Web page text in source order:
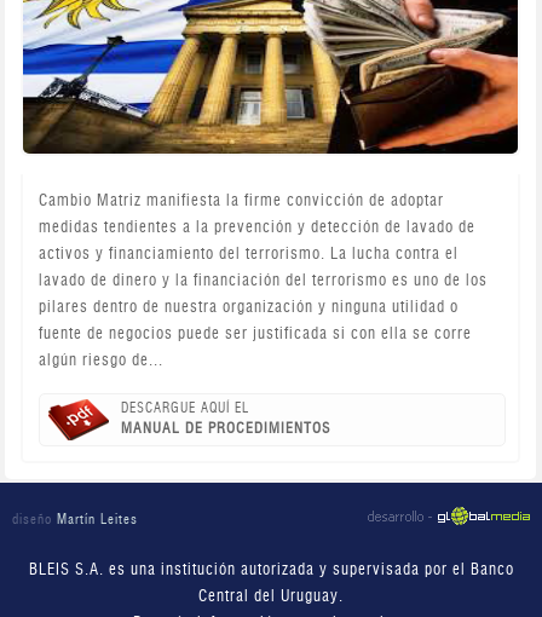
Cambio Matriz manifiesta la firme convicción de adoptar
medidas tendientes a la prevención y detección de lavado de
activos y financiamiento del terrorismo. La lucha contra el
lavado de dinero y la financiación del terrorismo es uno de los
pilares dentro de nuestra organización y ninguna utilidad o
fuente de negocios puede ser justificada si con ella se corre
algún riesgo de...
DESCARGUE AQUÍ EL
MANUAL DE PROCEDIMIENTOS
diseño Martín Leites
BLEIS S.A. es una institución autorizada y supervisada por el Banco
Central del Uruguay.